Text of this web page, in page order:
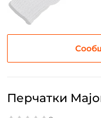
Перчатки